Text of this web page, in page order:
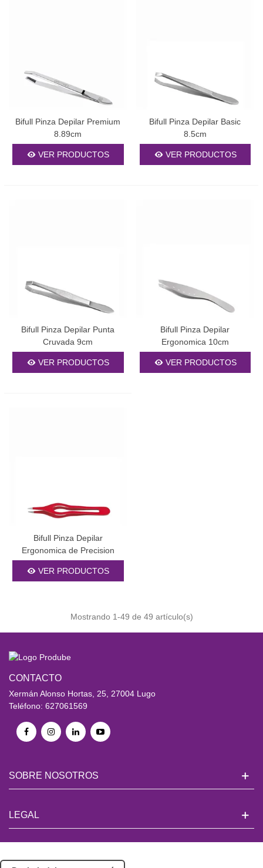
Bifull Pinza Depilar Premium
8.89cm
VER PRODUCTOS
Bifull Pinza Depilar Basic
8.5cm
VER PRODUCTOS
Bifull Pinza Depilar Punta
Cruvada 9cm
VER PRODUCTOS
Bifull Pinza Depilar
Ergonomica 10cm
VER PRODUCTOS
Bifull Pinza Depilar
Ergonomica de Precision
9.5cm
VER PRODUCTOS
Mostrando 1-49 de 49 artículo(s)
CONTACTO
Xermán Alonso Hortas, 25, 27004 Lugo
Teléfono: 627061569
SOBRE NOSOTROS
LEGAL